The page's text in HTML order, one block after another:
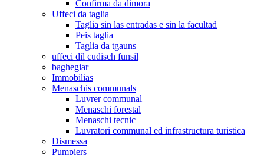
Confirma da dimora
Uffeci da taglia
Taglia sin las entradas e sin la facultad
Peis taglia
Taglia da tgauns
uffeci dil cudisch funsil
baghegiar
Immobilias
Menaschis communals
Luvrer communal
Menaschi forestal
Menaschi tecnic
Luvratori communal ed infrastructura turistica
Dismessa
Pumpiers